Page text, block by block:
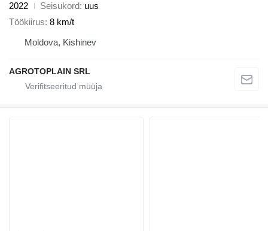
2022
Seisukord uus
Töökiirus 8 km/t
Moldova, Kishinev
AGROTOPLAIN SRL